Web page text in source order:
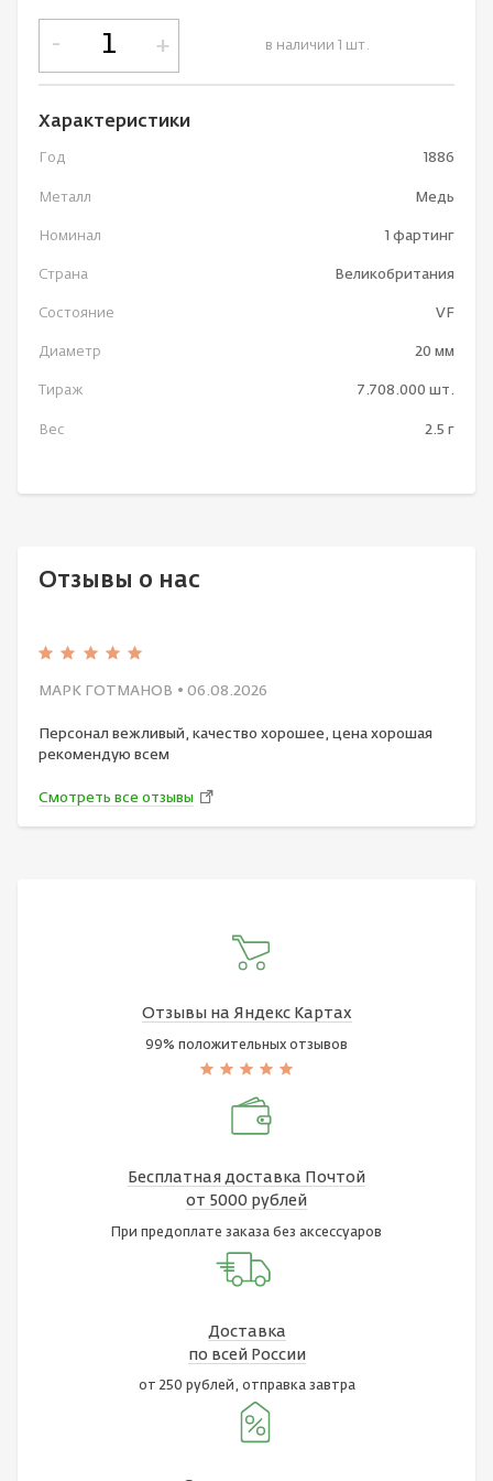
в наличии 1 шт.
- +
Характеристики
Год 1886
Металл Медь
Номинал 1 фартинг
Страна Великобритания
Состояние VF
Диаметр 20 мм
Тираж 7.708.000 шт.
Вес 2.5 г
Отзывы о нас
МАРК ГОТМАНОВ • 06.08.2026
Персонал вежливый, качество хорошее, цена хорошая
рекомендую всем
Смотреть все отзывы
Отзывы на Яндекс Картах
99% положительных отзывов
Бесплатная доставка Почтой
от 5000 рублей
При предоплате заказа без аксессуаров
Доставка
по всей России
от 250 рублей, отправка завтра